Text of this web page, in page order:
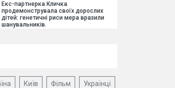
Екс-партнерка Кличка
продемонструвала своїх дорослих
дітей: генетичні риси мера вразили
шанувальників.
Київ Фільм Українці